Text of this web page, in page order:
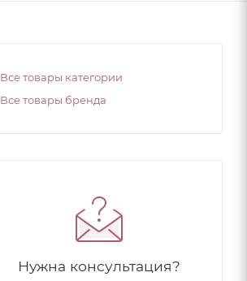
Все товары категории
Все товары бренда
Нужна консультация?